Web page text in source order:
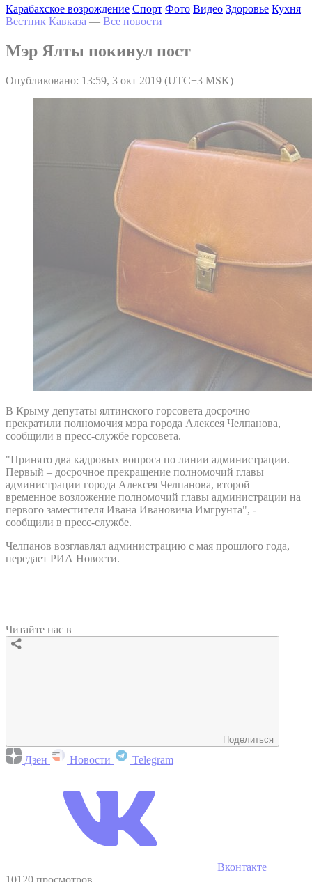
Карабахское возрождение Спорт Фото Видео Здоровье Кухня
Вестник Кавказа — Все новости
Мэр Ялты покинул пост
Опубликовано: 13:59, 3 окт 2019 (UTC+3 MSK)
В Крыму депутаты ялтинского горсовета досрочно
прекратили полномочия мэра города Алексея Челпанова,
сообщили в пресс-службе горсовета.
"Принято два кадровых вопроса по линии администрации.
Первый – досрочное прекращение полномочий главы
администрации города Алексея Челпанова, второй –
временное возложение полномочий главы администрации на
первого заместителя Ивана Ивановича Имгрунта", -
сообщили в пресс-службе.
Челпанов возглавлял администрацию с мая прошлого года,
передает РИА Новости.
Читайте нас в
Поделиться
Дзен Новости Telegram
Вконтакте
10120 просмотров